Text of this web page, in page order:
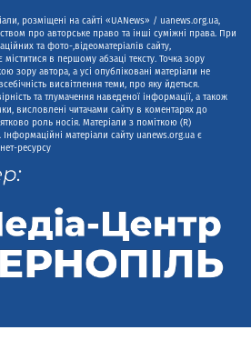
розміщені на сайті «UANews» / uanews.org.ua,
про авторське право та інші суміжні права. При
та фото-,відеоматеріалів сайту,
в першому абзаці тексту. Точка зору
зору автора, а усі опубліковані матеріали не
висвітлення теми, про яку йдеться.
та тлумачення наведеної інформації, а також
висловлені читачами сайту в коментарях до
роль носія. Матеріали з поміткою (R)
матеріали сайту uanews.org.ua є
ресурсу